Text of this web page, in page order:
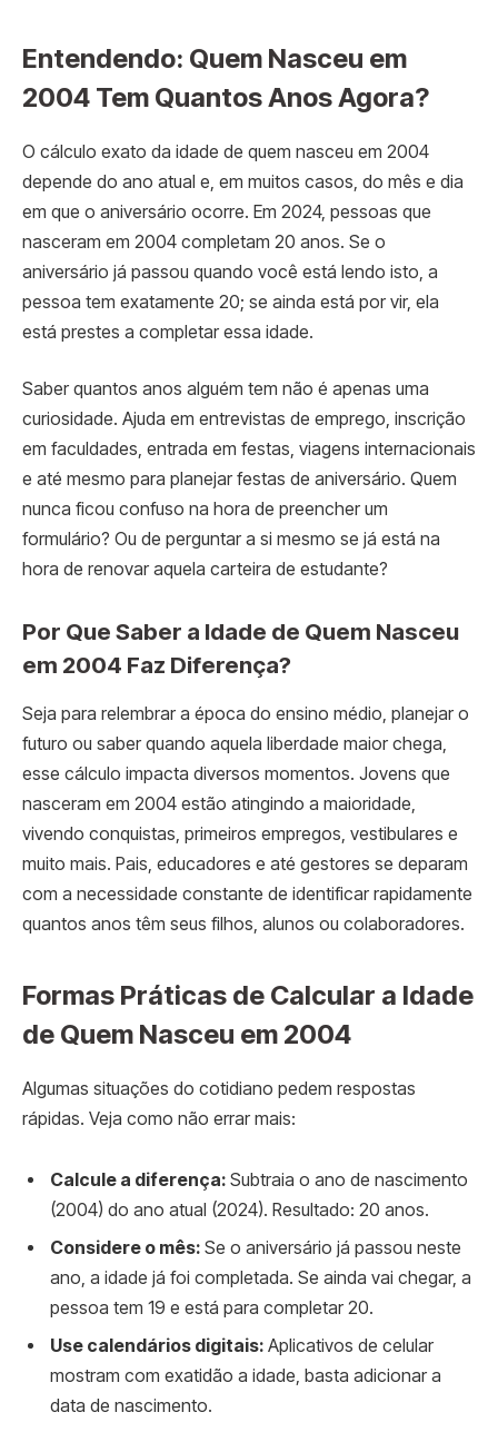
Entendendo: Quem Nasceu em
2004 Tem Quantos Anos Agora?
O cálculo exato da idade de quem nasceu em 2004
depende do ano atual e, em muitos casos, do mês e dia
em que o aniversário ocorre. Em 2024, pessoas que
nasceram em 2004 completam 20 anos. Se o
aniversário já passou quando você está lendo isto, a
pessoa tem exatamente 20; se ainda está por vir, ela
está prestes a completar essa idade.
Saber quantos anos alguém tem não é apenas uma
curiosidade. Ajuda em entrevistas de emprego, inscrição
em faculdades, entrada em festas, viagens internacionais
e até mesmo para planejar festas de aniversário. Quem
nunca ficou confuso na hora de preencher um
formulário? Ou de perguntar a si mesmo se já está na
hora de renovar aquela carteira de estudante?
Por Que Saber a Idade de Quem Nasceu
em 2004 Faz Diferença?
Seja para relembrar a época do ensino médio, planejar o
futuro ou saber quando aquela liberdade maior chega,
esse cálculo impacta diversos momentos. Jovens que
nasceram em 2004 estão atingindo a maioridade,
vivendo conquistas, primeiros empregos, vestibulares e
muito mais. Pais, educadores e até gestores se deparam
com a necessidade constante de identificar rapidamente
quantos anos têm seus filhos, alunos ou colaboradores.
Formas Práticas de Calcular a Idade
de Quem Nasceu em 2004
Algumas situações do cotidiano pedem respostas
rápidas. Veja como não errar mais:
Calcule a diferença: Subtraia o ano de nascimento
(2004) do ano atual (2024). Resultado: 20 anos.
Considere o mês: Se o aniversário já passou neste
ano, a idade já foi completada. Se ainda vai chegar, a
pessoa tem 19 e está para completar 20.
Use calendários digitais: Aplicativos de celular
mostram com exatidão a idade, basta adicionar a
data de nascimento.